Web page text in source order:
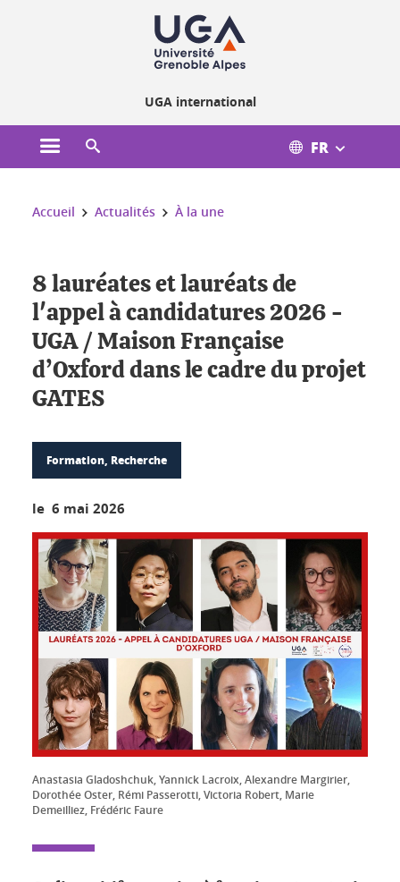
UGA international
Ouvrir le menu principal FR
Vous êtes ici :
Accueil Actualités À la une
8 lauréates et lauréats de
l'appel à candidatures 2026 -
UGA / Maison Française
d’Oxford dans le cadre du projet
GATES
Formation, Recherche
le 6 mai 2026
Anastasia Gladoshchuk, Yannick Lacroix, Alexandre Margirier,
Dorothée Oster, Rémi Passerotti, Victoria Robert, Marie
Demeilliez, Frédéric Faure